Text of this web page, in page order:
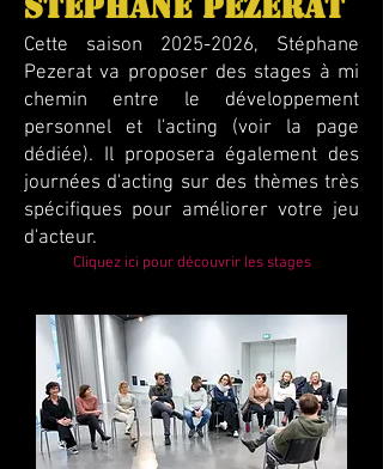
Cette saison 2025-2026, Stéphane
Pezerat va proposer des stages à mi
chemin entre le développement
personnel et l'acting (voir la page
dédiée). Il proposera également des
journées d'acting sur des thèmes très
spécifiques pour améliorer votre jeu
d'acteur.
Cliquez ici pour découvrir les stages